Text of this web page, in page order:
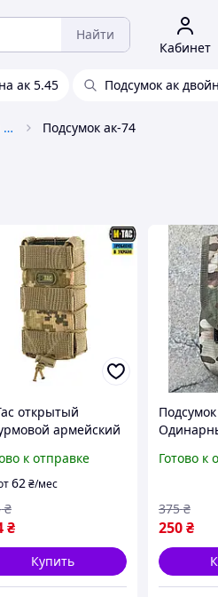
Найти
Кабинет
ак 5.45 Подсумок ак
Навесные подсумки и аксессуары к ним Подсумок ак-74
открытый
армейский
магазина АКМ/
на Molle ММ14
к отправке
62₴/мес
₴
₴
Купить
Готово к
250 ₴
375 ₴